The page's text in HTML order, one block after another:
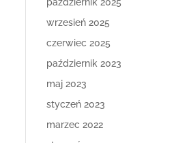
wrzesień 2025
czerwiec 2025
październik 2023
maj 2023
styczeń 2023
marzec 2022